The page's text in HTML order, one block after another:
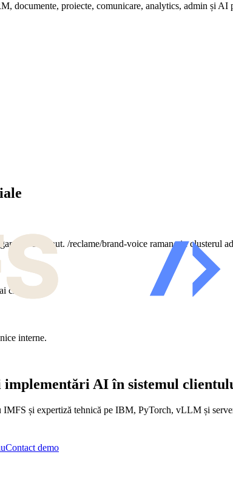
documente, proiecte, comunicare, analytics, admin și
si continut. /reclame/brand-voice ramane in clusterul
clare.
interne.
AI în sistemul
și expertiză tehnică pe IBM, PyTorch, vLLM și
Contact demo